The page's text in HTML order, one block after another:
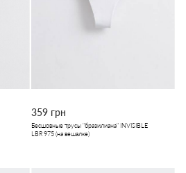
359 грн
Бесшовные трусы "бразилиана" INVISIBLE
LBR 975 (на вешалке)